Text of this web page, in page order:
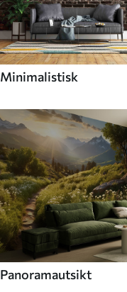
Minimalistisk
Panoramautsikt